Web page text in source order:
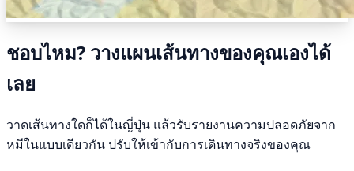
ชอบไหม? วางแผนเส้นทางของคุณเองได้
เลย
วาดเส้นทางใดก็ได้ในญี่ปุ่น แล้วรับรายงานความปลอดภัยจาก
หมีในแบบเดียวกัน ปรับให้เข้ากับการเดินทางจริงของคุณ